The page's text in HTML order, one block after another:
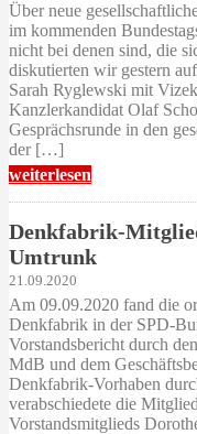
Über neue
im kommenden
nicht bei denen sind, die
diskutierten wir gestern
Sarah Ryglewski mit
Kanzlerkandidat Olaf
Gesprächsrunde in den
der […]
weiterlesen
Denkfabrik-
Umtrunk
21.09.2020
Am 09.09.2020 fand die
Denkfabrik in der SPD-
Vorstandsbericht durch
MdB und dem
Denkfabrik-Vorhaben
verabschiedete die
Vorstandsmitglieds